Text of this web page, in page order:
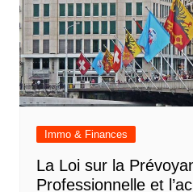
Immo & Finances
La Loi sur la
Professionnelle et